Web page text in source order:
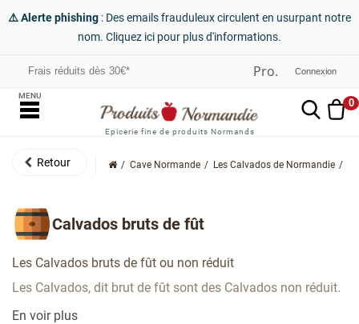
⚠️ Alerte phishing : Des emails frauduleux circulent en usurpant notre
nom. Cliquez ici pour plus d'informations.
Frais réduits dès 30€* Connexion
Epicerie fine de produits Normands
0
MENU
Cave Normande Les Calvados de Normandie
Calvados bruts de fût
Les Calvados bruts de fût ou non réduit
Les Calvados, dit brut de fût sont des Calvados non réduit.
En voir plus